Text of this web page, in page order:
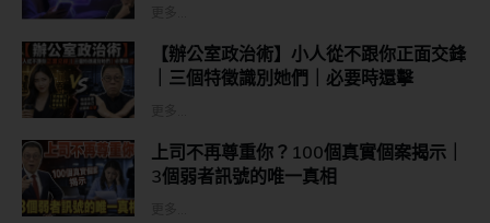
【辦公室政治術】小人從不跟你正面交鋒
｜三個特徵識別她們｜必要時還擊
上司不再尊重你？100個真實個案揭示｜
3個弱者訊號的唯一真相